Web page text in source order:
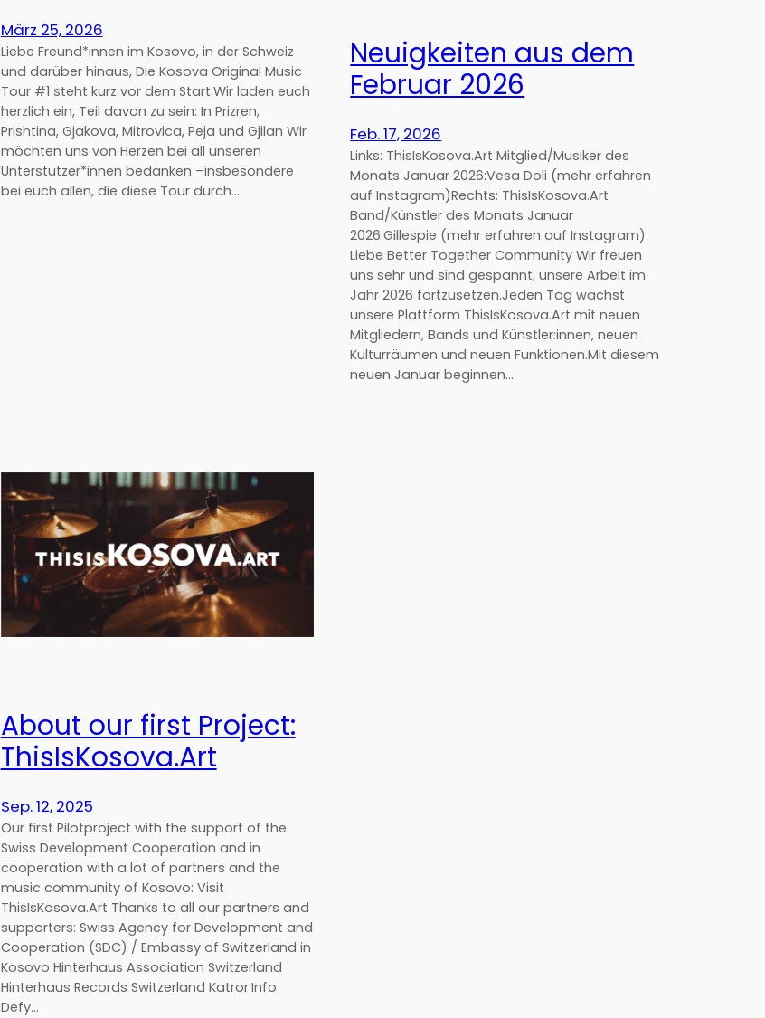
März 25, 2026
Liebe Freund*innen im Kosovo, in der Schweiz
und darüber hinaus, Die Kosova Original Music
Tour #1 steht kurz vor dem Start.Wir laden euch
herzlich ein, Teil davon zu sein: In Prizren,
Prishtina, Gjakova, Mitrovica, Peja und Gjilan Wir
möchten uns von Herzen bei all unseren
Unterstützer*innen bedanken –insbesondere
bei euch allen, die diese Tour durch…
Neuigkeiten aus dem
Februar 2026
Feb. 17, 2026
Links: ThisIsKosova.Art Mitglied/Musiker des
Monats Januar 2026:Vesa Doli (mehr erfahren
auf Instagram)Rechts: ThisIsKosova.Art
Band/Künstler des Monats Januar
2026:Gillespie (mehr erfahren auf Instagram)
Liebe Better Together Community Wir freuen
uns sehr und sind gespannt, unsere Arbeit im
Jahr 2026 fortzusetzen.Jeden Tag wächst
unsere Plattform ThisIsKosova.Art mit neuen
Mitgliedern, Bands und Künstler:innen, neuen
Kulturräumen und neuen Funktionen.Mit diesem
neuen Januar beginnen…
About our first Project:
ThisIsKosova.Art
Sep. 12, 2025
Our first Pilotproject with the support of the
Swiss Development Cooperation and in
cooperation with a lot of partners and the
music community of Kosovo: Visit
ThisIsKosova.Art Thanks to all our partners and
supporters: Swiss Agency for Development and
Cooperation (SDC) / Embassy of Switzerland in
Kosovo Hinterhaus Association Switzerland
Hinterhaus Records Switzerland Katror.Info
Defy…